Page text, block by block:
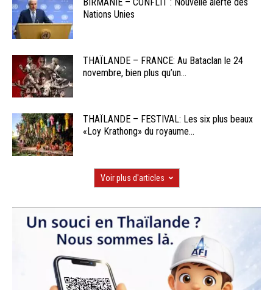
Nations Unies
THAÏLANDE – FRANCE: Au Bataclan le 24
novembre, bien plus qu’un...
THAÏLANDE – FESTIVAL: Les six plus beaux
«Loy Krathong» du royaume...
Voir plus d'articles